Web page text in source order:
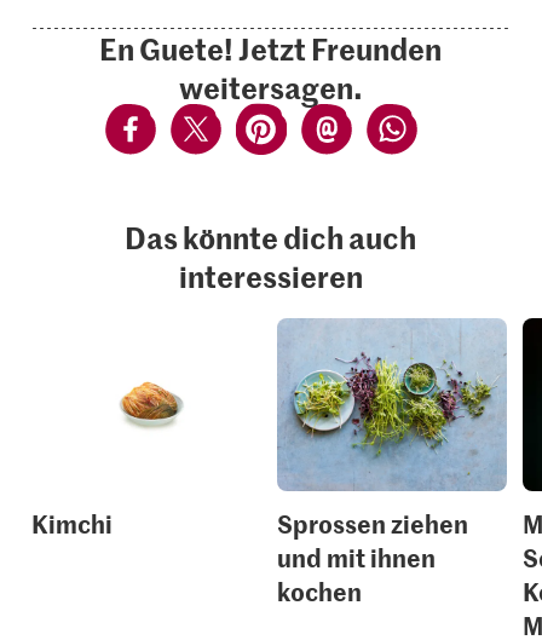
En Guete! Jetzt Freunden
weitersagen.
Das könnte dich auch
interessieren
Kimchi
Sprossen ziehen
und mit ihnen
kochen